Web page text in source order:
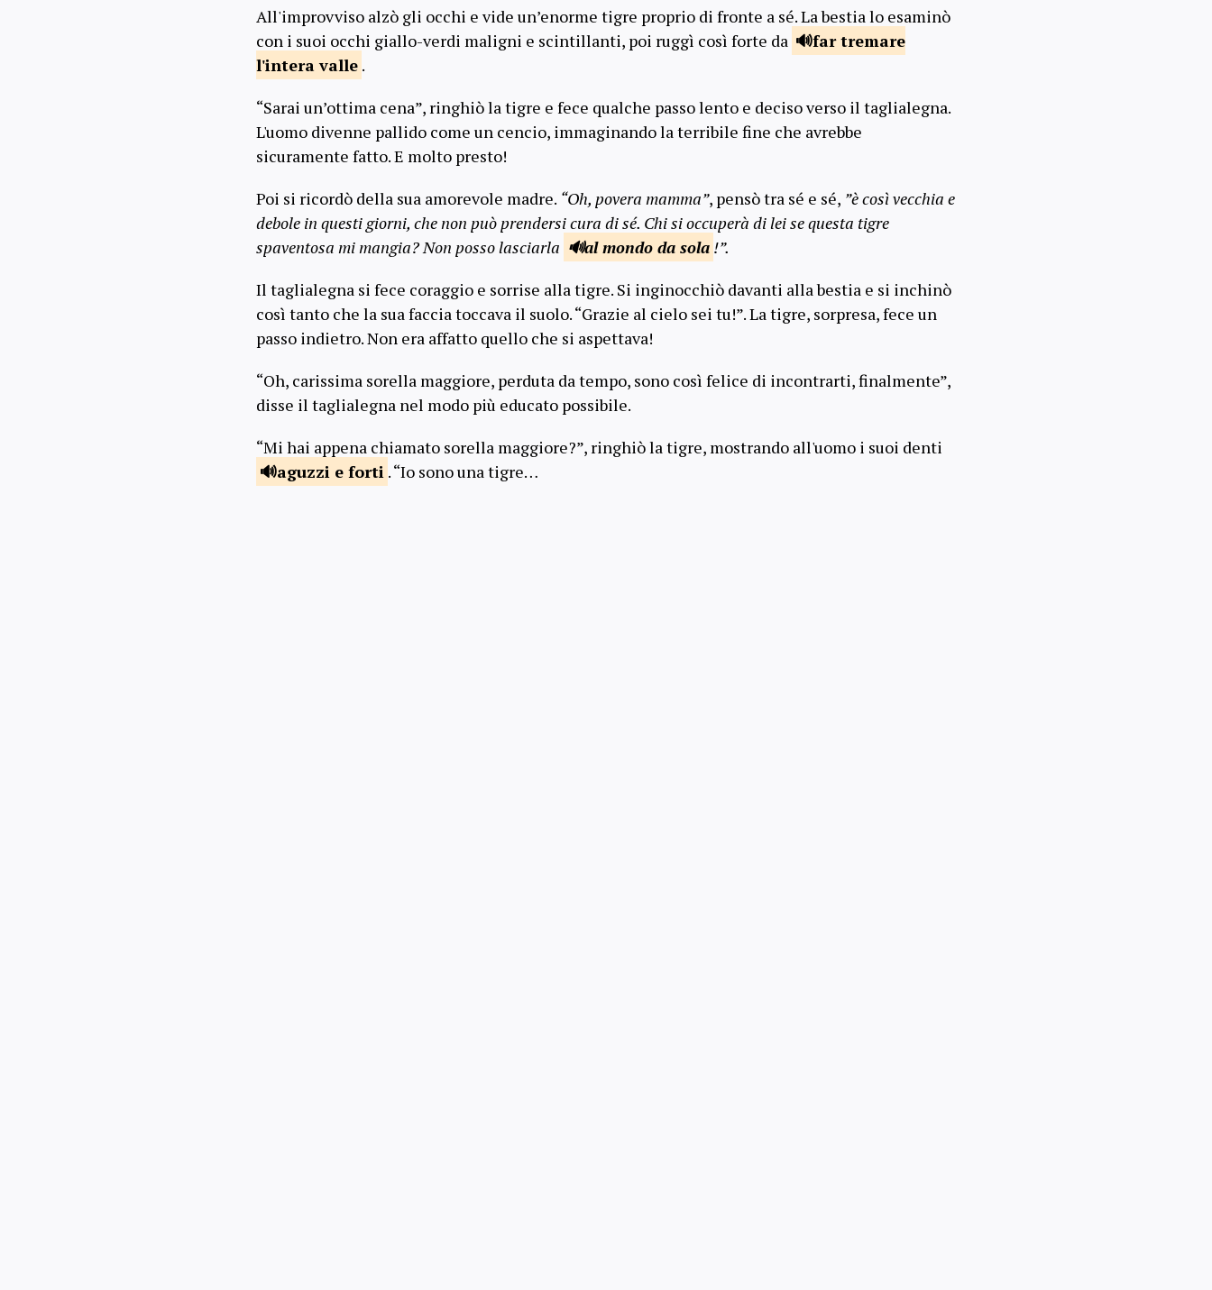
All'improvviso alzò gli occhi e vide un’enorme tigre proprio di fronte a sé. La bestia lo esaminò
con i suoi occhi giallo-verdi maligni e scintillanti, poi ruggì così forte da
far tremare
l'intera valle .
“Sarai un’ottima cena”, ringhiò la tigre e fece qualche passo lento e deciso verso il taglialegna.
L'uomo divenne pallido come un cencio, immaginando la terribile fine che avrebbe
sicuramente fatto. E molto presto!
Poi si ricordò della sua amorevole madre. “Oh, povera mamma”, pensò tra sé e sé, ”è così vecchia e
debole in questi giorni, che non può prendersi cura di sé. Chi si occuperà di lei se questa tigre
spaventosa mi mangia? Non posso lasciarla
al mondo da sola !”.
Il taglialegna si fece coraggio e sorrise alla tigre. Si inginocchiò davanti alla bestia e si inchinò
così tanto che la sua faccia toccava il suolo. “Grazie al cielo sei tu!”. La tigre, sorpresa, fece un
passo indietro. Non era affatto quello che si aspettava!
“Oh, carissima sorella maggiore, perduta da tempo, sono così felice di incontrarti, finalmente”,
disse il taglialegna nel modo più educato possibile.
“Mi hai appena chiamato sorella maggiore?”, ringhiò la tigre, mostrando all'uomo i suoi denti
aguzzi e forti . “Io sono una tigre…